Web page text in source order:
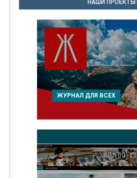
НАШИ ПРОЕКТЫ:
ЖУРНАЛ ДЛЯ ВСЕХ